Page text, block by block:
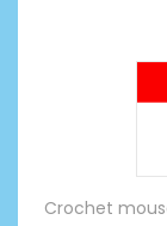
Crochet